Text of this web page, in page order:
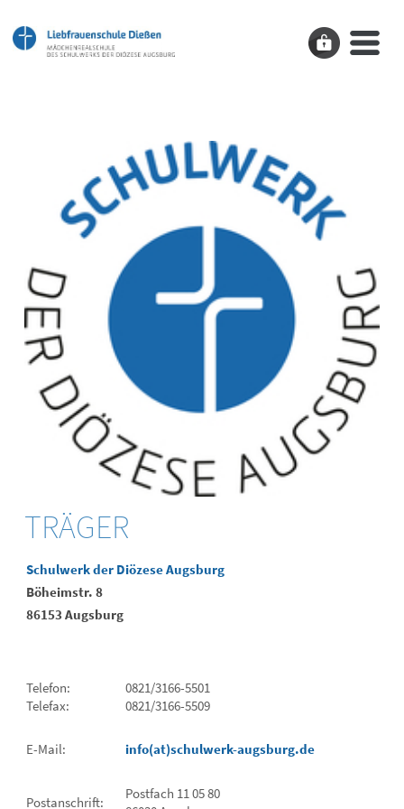
TRÄGER
Schulwerk der Diözese Augsburg
Böheimstr. 8
86153 Augsburg
Telefon:
Telefax:
0821/3166-5501
0821/3166-5509
E-Mail: info(at)schulwerk-augsburg.de
Postanschrift:
Postfach 11 05 80